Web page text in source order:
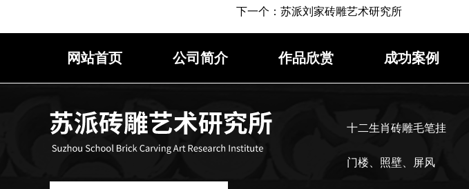
下一个： 苏派刘家砖雕艺术研究所
网站首页 公司简介 作品欣赏 成功案例
十二生肖砖雕毛笔挂
门楼、照壁、屏风